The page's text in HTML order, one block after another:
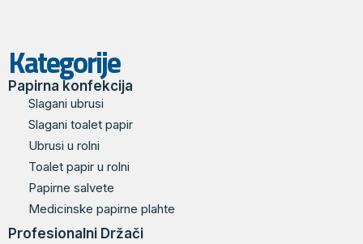
Kategorije
Papirna konfekcija
Slagani ubrusi
Slagani toalet papir
Ubrusi u rolni
Toalet papir u rolni
Papirne salvete
Medicinske papirne plahte
Profesionalni Držači